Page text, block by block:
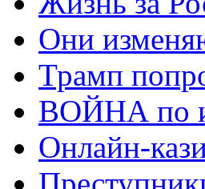
Они
Трамп
ВОЙНА по
Онлайн-